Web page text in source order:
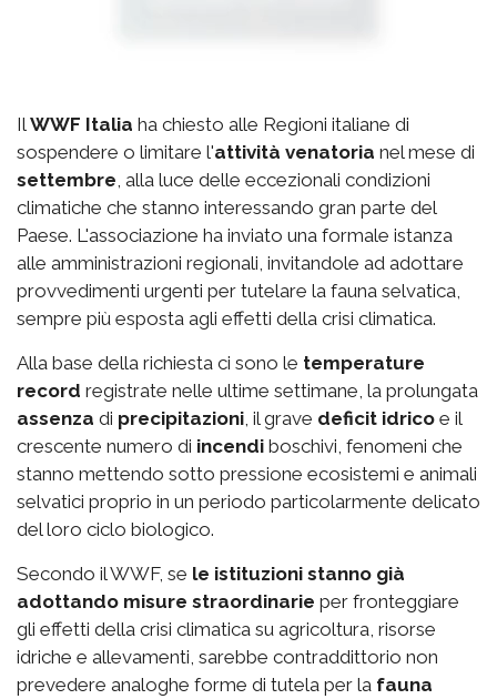
Il WWF Italia ha chiesto alle Regioni italiane di
sospendere o limitare l'attività venatoria nel mese di
settembre , alla luce delle eccezionali condizioni
climatiche che stanno interessando gran parte del
Paese. L'associazione ha inviato una formale istanza
alle amministrazioni regionali, invitandole ad adottare
provvedimenti urgenti per tutelare la fauna selvatica,
sempre più esposta agli effetti della crisi climatica.
Alla base della richiesta ci sono le temperature
record registrate nelle ultime settimane, la prolungata
assenza di precipitazioni , il grave deficit idrico e il
crescente numero di incendi boschivi, fenomeni che
stanno mettendo sotto pressione ecosistemi e animali
selvatici proprio in un periodo particolarmente delicato
del loro ciclo biologico.
Secondo il WWF, se le istituzioni stanno già
adottando misure straordinarie per fronteggiare
gli effetti della crisi climatica su agricoltura, risorse
idriche e allevamenti, sarebbe contraddittorio non
prevedere analoghe forme di tutela per la fauna